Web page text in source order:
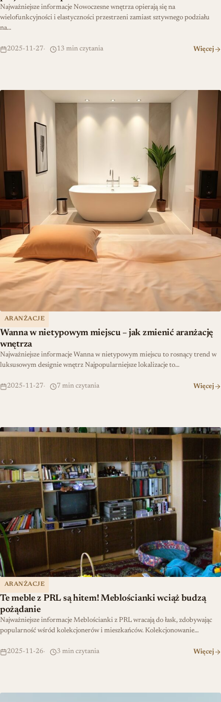
Najważniejsze informacje Nowoczesne wnętrza opierają się na
wielofunkcyjności i elastyczności przestrzeni zamiast sztywnego podziału
na…
2025-11-27 13 min czytania Więcej
ARANŻACJE
Wanna w nietypowym miejscu – jak zmienić aranżację
wnętrza
Najważniejsze informacje Wanna w nietypowym miejscu to rosnący trend w
luksusowym designie wnętrz Najpopularniejsze lokalizacje to…
2025-11-27 7 min czytania Więcej
Wanna w nietypowym miejscu – jak zmienić aranżację wnętrza
ARANŻACJE
Te meble z PRL są hitem! Meblościanki wciąż budzą
pożądanie
Najważniejsze informacje Meblościanki z PRL wracają do łask, zdobywając
popularność wśród kolekcjonerów i mieszkańców. Kolekcjonowanie…
2025-11-26 3 min czytania Więcej
Te meble z PRL są hitem! Meblościanki wciąż budzą pożądanie